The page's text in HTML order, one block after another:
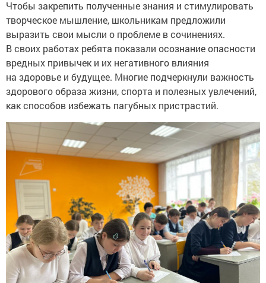
Чтобы закрепить полученные знания и стимулировать
творческое мышление, школьникам предложили
выразить свои мысли о проблеме в сочинениях.
В своих работах ребята показали осознание опасности
вредных привычек и их негативного влияния
на здоровье и будущее. Многие подчеркнули важность
здорового образа жизни, спорта и полезных увлечений,
как способов избежать пагубных пристрастий.